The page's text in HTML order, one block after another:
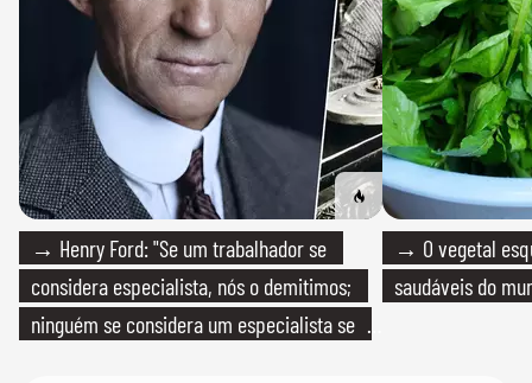
→ Henry Ford: "Se um trabalhador se
considera especialista, nós o demitimos;
ninguém se considera um especialista se
→ O vegetal
saudáveis do